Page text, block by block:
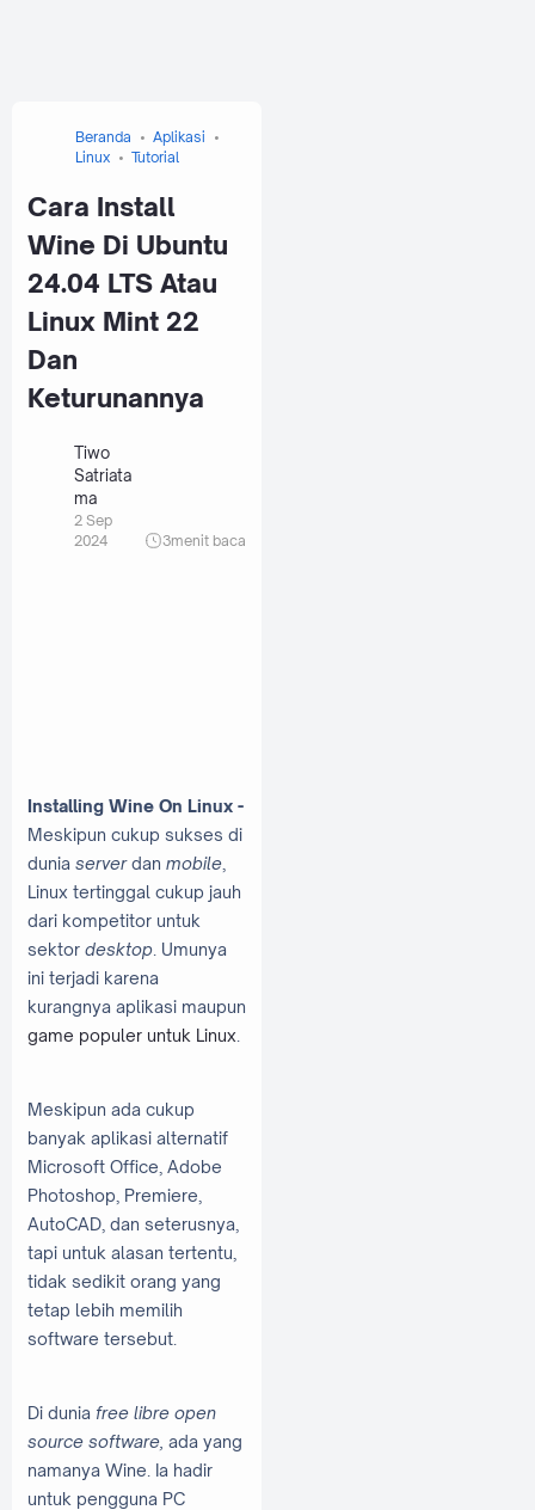
Beranda
Aplikasi
Linux
Tutorial
Cara Install
Wine Di Ubuntu
24.04 LTS Atau
Linux Mint 22
Dan
Keturunannya
Tiwo
Satriata
ma
2 Sep
2024
3menit baca
Installing Wine On Linux -
Meskipun cukup sukses di
dunia serverdan mobile
Linux tertinggal cukup jauh
dari kompetitor untuk
sektor desktop . Umunya
ini terjadi karena
kurangnya aplikasi maupun
game populer untuk Linux
Meskipun ada cukup
banyak aplikasi alternatif
Microsoft Office, Adobe
Photoshop, Premiere,
AutoCAD, dan seterusnya,
tapi untuk alasan tertentu,
tidak sedikit orang yang
tetap lebih memilih
software tersebut.
Di dunia free libre open
source software, ada yang
namanya Wine. Ia hadir
untuk pengguna PC